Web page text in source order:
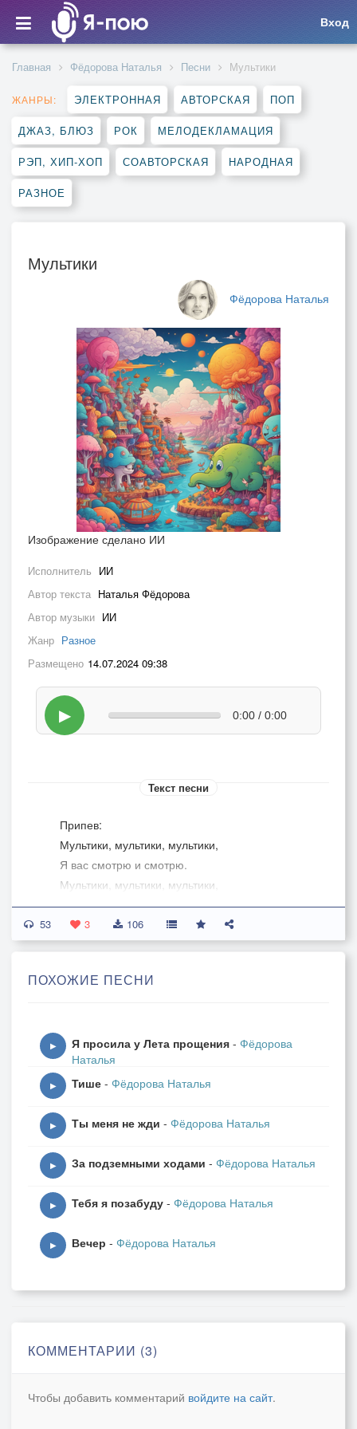
Вход
Главная Фёдорова Наталья Песни Мультики
ЖАНРЫ: ЭЛЕКТРОННАЯ АВТОРСКАЯ ПОП
ДЖАЗ, БЛЮЗ РОК МЕЛОДЕКЛАМАЦИЯ
РЭП, ХИП-ХОП СОАВТОРСКАЯ НАРОДНАЯ
РАЗНОЕ
Мультики
Фёдорова Наталья
Изображение сделано ИИ
Исполнитель ИИ
Автор текста Наталья Фёдорова
Автор музыки ИИ
Жанр Разное
Размещено 14.07.2024 09:38
▶ 0:00 / 0:00
Текст песни
Припев:
Мультики, мультики, мультики,
Я вас смотрю и смотрю.
Мультики, мультики, мультики,
С детством своим я парю.
Шагает наугад.
И музыка смешная.
Ей каждый всегда рад.
Мультики, мультики, мультики,
Мультики, мультики, мультики,
А вот весёлый Львёнок
О чём он говорит.
Мультики, мультики, мультики,
53 3 106
ПОХОЖИЕ ПЕСНИ
▶ Я просила у Лета прощения - Фёдорова
Наталья
▶ Тише - Фёдорова Наталья
▶ Ты меня не жди - Фёдорова Наталья
▶ За подземными ходами - Фёдорова Наталья
▶ Тебя я позабуду - Фёдорова Наталья
▶ Вечер - Фёдорова Наталья
КОММЕНТАРИИ (3)
Чтобы добавить комментарий войдите на сайт.